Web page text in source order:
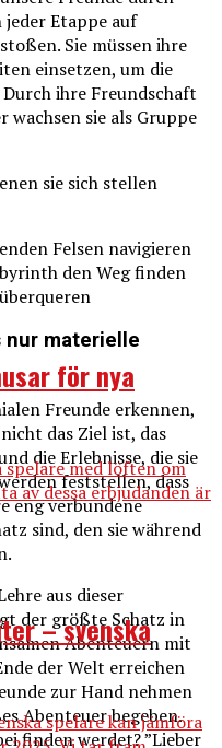
jeder Etappe auf
Sie müssen ihre
einsetzen, um die
ihre Freundschaft
wachsen sie als Gruppe
sie sich stellen
Felsen navigieren
den Weg finden
nur materielle
Freunde erkennen,
das Ziel ist, das
die Erlebnisse, die sie
feststellen, dass
eng verbundene
sind, den sie während
aus dieser
der größte Schatz in
Abenteuern mit
der Welt erreichen
zur Hand nehmen
Abenteuer begeben.
finden werdet? ”Lieber
för nya
spelare med löften om
av dessa erbjudanden är
– svenska
spelare kan jämföra